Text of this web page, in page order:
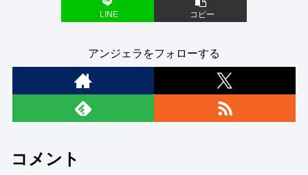
LINE コピー
アンジェラをフォローする
コメント